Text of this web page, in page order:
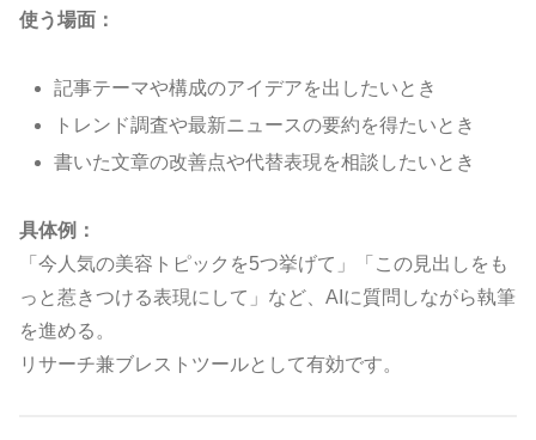
使う場面：
記事テーマや構成のアイデアを出したいとき
トレンド調査や最新ニュースの要約を得たいとき
書いた文章の改善点や代替表現を相談したいとき
具体例：
「今人気の美容トピックを5つ挙げて」「この見出しをも
っと惹きつける表現にして」など、AIに質問しながら執筆
を進める。
リサーチ兼ブレストツールとして有効です。